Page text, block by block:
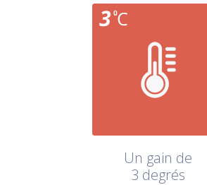
Un gain de
3 degrés